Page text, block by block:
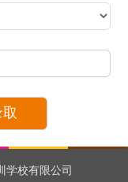
学校有限公司